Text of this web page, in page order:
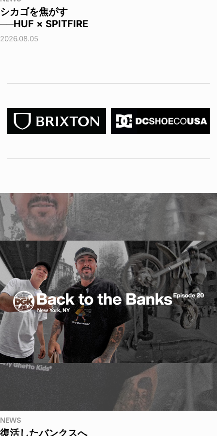
シカゴを焦がす
──HUF × SPITFIRE
2026.08.05
NEWS
復活したバンクスへ